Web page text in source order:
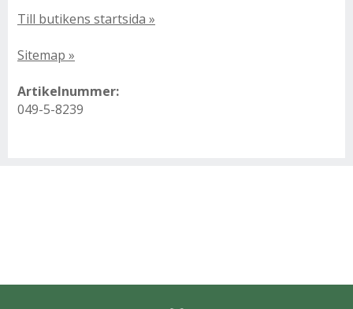
Till butikens startsida »
Sitemap »
Artikelnummer:
049-5-8239